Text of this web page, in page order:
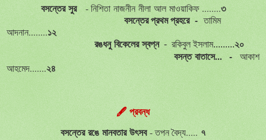
বসন্তের সুর - নিশিতা নাজনীন নীলা আল মাওয়াকিফ ........৩
বসন্তের প্রথম প্রহরে - তামিম
আদনান........১২
রঙধনু বিকেলের স্বপ্ন - রকিবুল ইসলাম.........২০
বসন্ত বাতাসে... - আকাশ
আহমেদ.......২৪
🖋️ প্রবন্ধ
বসন্তের রঙে মানবতার উৎসব- তপন বৈদ্য..... ৭